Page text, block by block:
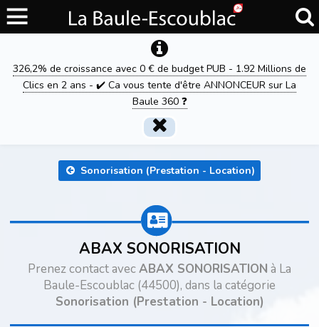
326,2% de croissance avec 0 € de budget PUB - 1.92 Millions de
Clics en 2 ans - ✔️ Ca vous tente d'être ANNONCEUR sur La
Baule 360 ❓
Sonorisation (Prestation - Location)
ABAX SONORISATION
Prenez contact avecABAX SONORISATION à La
Baule-Escoublac (44500), dans la catégorie
Sonorisation (Prestation - Location)